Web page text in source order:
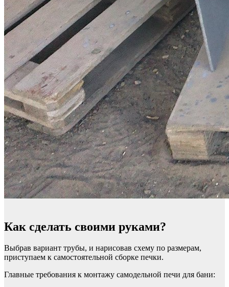
Как сделать своими руками?
Выбрав вариант трубы, и нарисовав схему по размерам,
приступаем к самостоятельной сборке печки.
Главные требования к монтажу самодельной печи для бани: